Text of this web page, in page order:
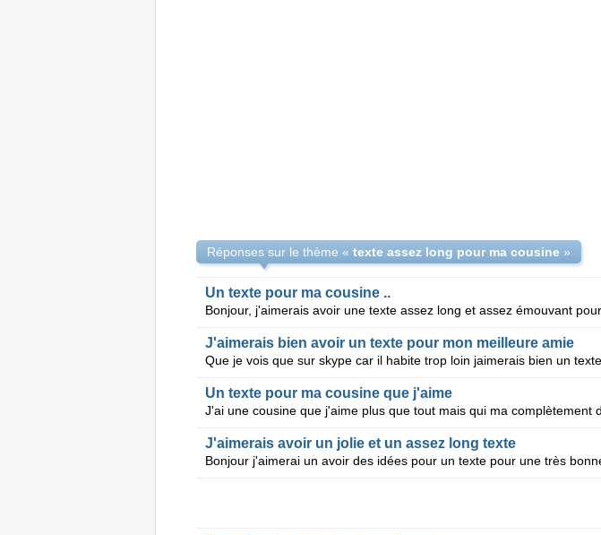
Réponses sur le thème « texte assez long pour ma cousine»
Un texte pour ma cousine ..
J'aimerais bien avoir un texte pour mon meilleure amie
Un texte pour ma cousine que j'aime
J'aimerais avoir un jolie et un assez long texte